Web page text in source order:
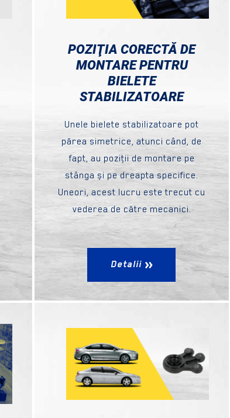
POZIŢIA CORECTĂ DE
MONTARE PENTRU
BIELETE
STABILIZATOARE
Unele bielete stabilizatoare pot
părea simetrice, atunci când, de
fapt, au poziţii de montare pe
stânga și pe dreapta specifice.
Uneori, acest lucru este trecut cu
vederea de către mecanici.
Detalii